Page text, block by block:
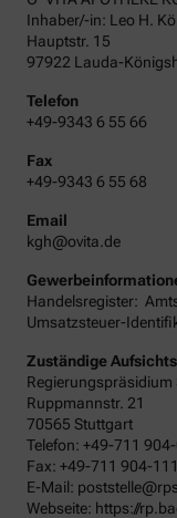
Inhaber/-in: Leo H.
Hauptstr. 15
97922 Lauda-
Telefon
+49-9343 6 55 66
Fax
+49-9343 6 55 68
Email
kgh@ovita.de
Handelsregister:
Umsatzsteuer-
Zuständige
Regierungspräsidium
Ruppmannstr. 21
70565 Stuttgart
Telefon: +49-711
Fax: +49-711 904-
E-Mail:
Webseite: https://